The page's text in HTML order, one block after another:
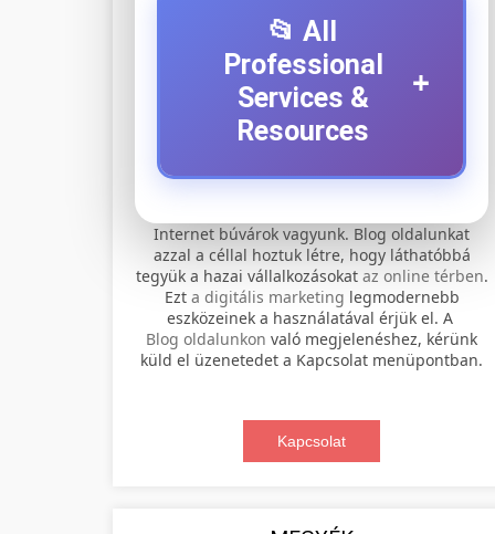
📂 All
Professional
Services &
Resources
+
roller szervíz
+
Professional electric scooter repair and
maintenance services. Expert
technicians provide quality service for
all major brands and models.
scooter repair shop
📊 2. online marketing
ügynökség
+
services including SEO, social media
management, and digital advertising.
🛴 3. legjobb elektromos
Internet búvárok vagyunk. Blog oldalunkat
azzal a céllal hoztuk létre, hogy láthatóbbá
tegyük a hazai vállalkozásokat az online térben.
Ezt a digitális marketing legmodernebb
eszközeinek a használatával érjük el. A
Blog oldalunkon való megjelenéshez, kérünk
küld el üzenetedet a Kapcsolat menüpontban.
Kapcsolat